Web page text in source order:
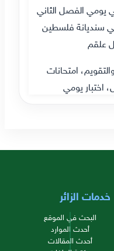
يومي الفصل الثاني
سنديانة فلسطين
علقم
امتحانات
اختبار يومي
خدمات الزائر
البحث في الموقع
أحدث الموارد
أحدث المقالات